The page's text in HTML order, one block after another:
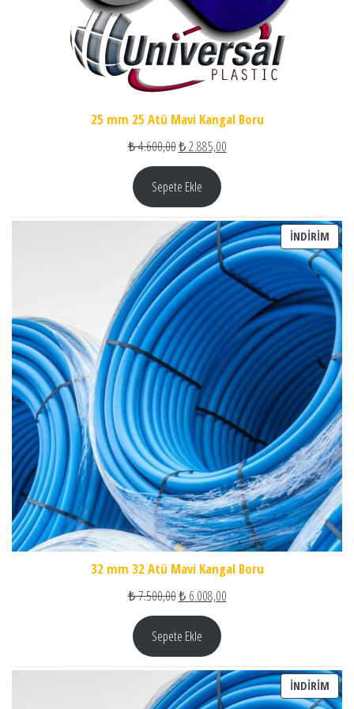
25 mm 25 Atü Mavi Kangal Boru
₺4.600,00Orijinal fiyat: ₺ 4.600,00.
₺2.885,00Şu andaki fiyat: ₺ 2.885,00.
Sepete Ekle
İNDIRIM
32 mm 32 Atü Mavi Kangal Boru
₺7.500,00Orijinal fiyat: ₺ 7.500,00.
₺6.008,00Şu andaki fiyat: ₺ 6.008,00.
Sepete Ekle
İNDIRIM